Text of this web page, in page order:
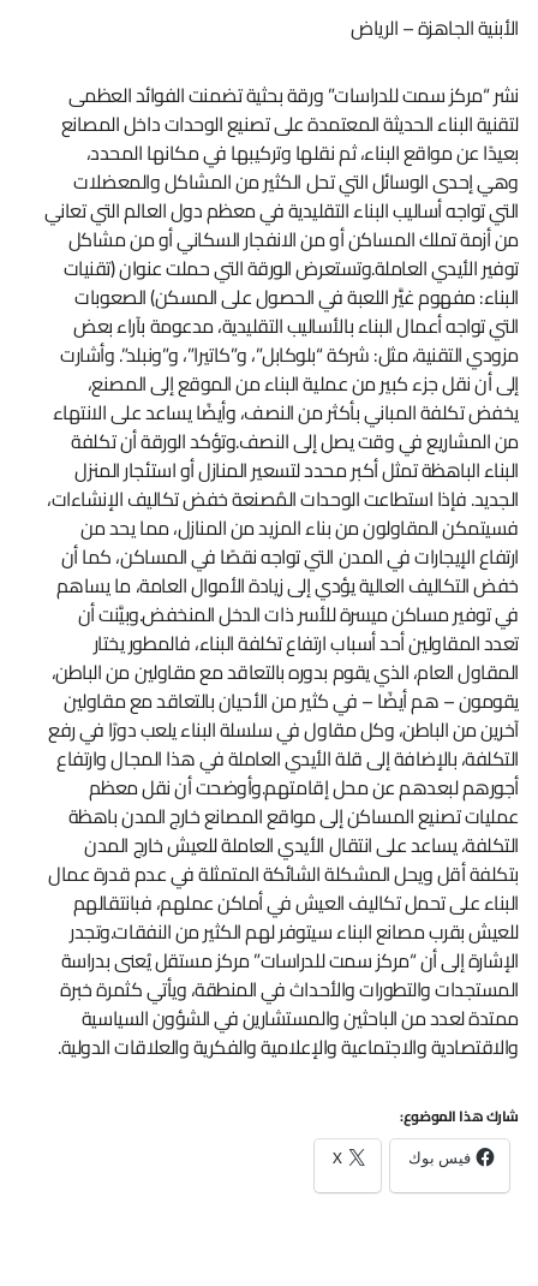
الأبنية الجاهزة – الرياض
نشر “مركز سمت للدراسات” ورقة بحثية تضمنت الفوائد العظمى
لتقنية البناء الحديثة المعتمدة على تصنيع الوحدات داخل المصانع
بعيدًا عن مواقع البناء، ثم نقلها وتركيبها في مكانها المحدد،
وهي إحدى الوسائل التي تحل الكثير من المشاكل والمعضلات
التي تواجه أساليب البناء التقليدية في معظم دول العالم التي تعاني
من أزمة تملك المساكن أو من الانفجار السكاني أو من مشاكل
توفير الأيدي العاملة.وتستعرض الورقة التي حملت عنوان (تقنيات
البناء: مفهوم غيَّر اللعبة في الحصول على المسكن) الصعوبات
التي تواجه أعمال البناء بالأساليب التقليدية، مدعومة بآراء بعض
مزودي التقنية، مثل: شركة “بلوكابل”، و”كاتيرا”، و”ونبلد”. وأشارت
إلى أن نقل جزء كبير من عملية البناء من الموقع إلى المصنع،
يخفض تكلفة المباني بأكثر من النصف، وأيضًا يساعد على الانتهاء
من المشاريع في وقت يصل إلى النصف.وتؤكد الورقة أن تكلفة
البناء الباهظة تمثل أكبر محدد لتسعير المنازل أو استئجار المنزل
الجديد. فإذا استطاعت الوحدات المُصنعة خفض تكاليف الإنشاءات،
فسيتمكن المقاولون من بناء المزيد من المنازل، مما يحد من
ارتفاع الإيجارات في المدن التي تواجه نقصًا في المساكن، كما أن
خفض التكاليف العالية يؤدي إلى زيادة الأموال العامة، ما يساهم
في توفير مساكن ميسرة للأسر ذات الدخل المنخفض.وبيَّنت أن
تعدد المقاولين أحد أسباب ارتفاع تكلفة البناء، فالمطور يختار
المقاول العام، الذي يقوم بدوره بالتعاقد مع مقاولين من الباطن،
يقومون – هم أيضًا – في كثير من الأحيان بالتعاقد مع مقاولين
آخرين من الباطن، وكل مقاول في سلسلة البناء يلعب دورًا في رفع
التكلفة، بالإضافة إلى قلة الأيدي العاملة في هذا المجال وارتفاع
أجورهم لبعدهم عن محل إقامتهم.وأوضحت أن نقل معظم
عمليات تصنيع المساكن إلى مواقع المصانع خارج المدن باهظة
التكلفة، يساعد على انتقال الأيدي العاملة للعيش خارج المدن
بتكلفة أقل ويحل المشكلة الشائكة المتمثلة في عدم قدرة عمال
البناء على تحمل تكاليف العيش في أماكن عملهم، فبانتقالهم
للعيش بقرب مصانع البناء سيتوفر لهم الكثير من النفقات.وتجدر
الإشارة إلى أن “مركز سمت للدراسات” مركز مستقل يُعنى بدراسة
المستجدات والتطورات والأحداث في المنطقة، ويأتي كثمرة خبرة
ممتدة لعدد من الباحثين والمستشارين في الشؤون السياسية
والاقتصادية والاجتماعية والإعلامية والفكرية والعلاقات الدولية.
شارك هذا الموضوع:
فيس بوك X